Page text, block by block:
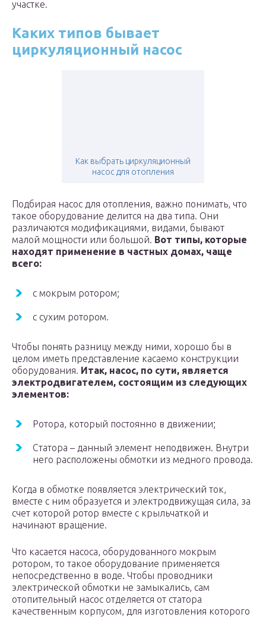
участке.
Каких типов бывает
циркуляционный насос
Как выбрать циркуляционный
насос для отопления
Подбирая насос для отопления, важно понимать, что
такое оборудование делится на два типа. Они
различаются модификациями, видами, бывают
малой мощности или большой. Вот типы, которые
находят применение в частных домах, чаще
всего:
с мокрым ротором;
с сухим ротором.
Чтобы понять разницу между ними, хорошо бы в
целом иметь представление касаемо конструкции
оборудования. Итак, насос, по сути, является
электродвигателем, состоящим из следующих
элементов:
Ротора, который постоянно в движении;
Статора – данный элемент неподвижен. Внутри
него расположены обмотки из медного провода.
Когда в обмотке появляется электрический ток,
вместе с ним образуется и электродвижущая сила, за
счет которой ротор вместе с крыльчаткой и
начинают вращение.
Что касается насоса, оборудованного мокрым
ротором, то такое оборудование применяется
непосредственно в воде. Чтобы проводники
электрической обмотки не замыкались, сам
отопительный насос отделяется от статора
качественным корпусом, для изготовления которого